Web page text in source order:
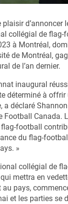
d’annoncer
collégial de flag-
à Montréal,
de Montréal,
de l’an dernier.
inaugural
déterminé à
a déclaré
Football Canada.
football
du flag-
»
collégial de
mettra en
pays,
et les parties se